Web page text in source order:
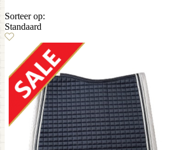
Sorteer op:
Standaard